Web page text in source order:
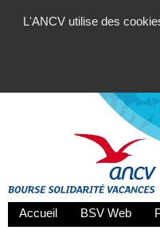
L'ANCV utilise des
Accueil BSV Web